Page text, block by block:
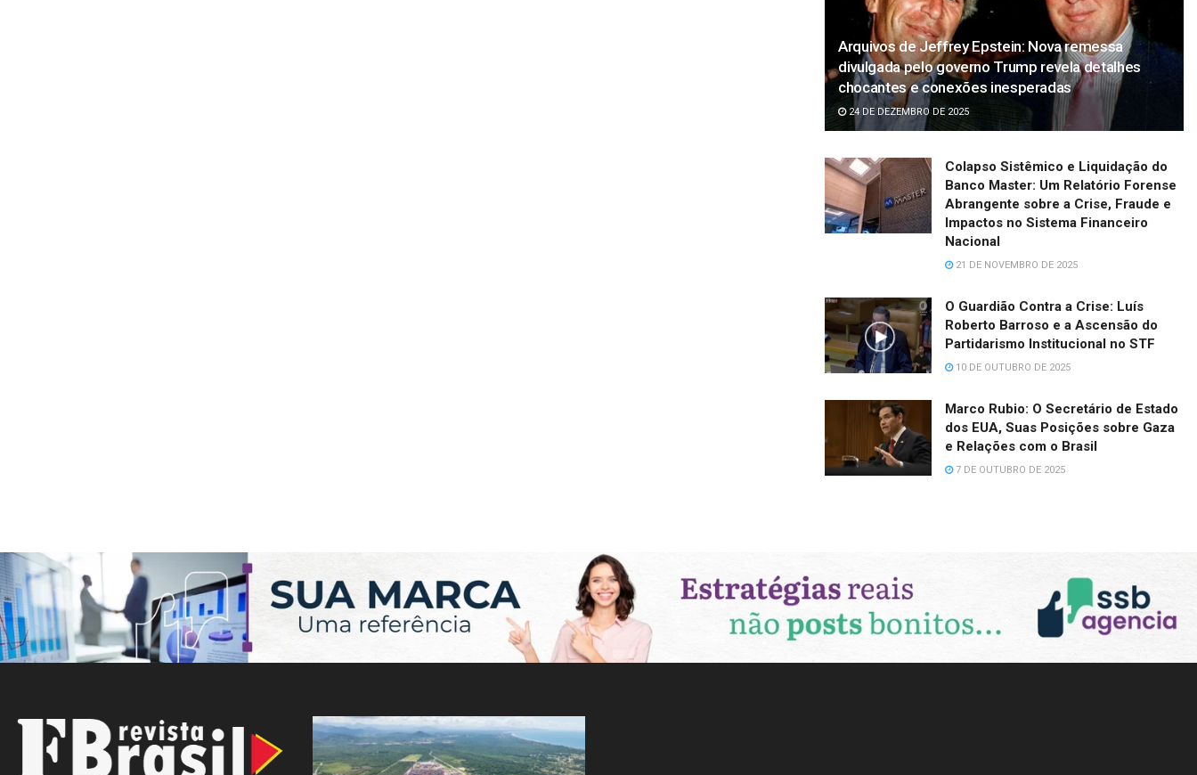
Arquivos de Jeffrey Epstein: Nova remessa
divulgada pelo governo Trump revela detalhes
chocantes e conexões inesperadas
24 DE DEZEMBRO DE 2025
Colapso Sistêmico e Liquidação do
Banco Master: Um Relatório Forense
Abrangente sobre a Crise, Fraude e
Impactos no Sistema Financeiro
Nacional
21 DE NOVEMBRO DE 2025
O Guardião Contra a Crise: Luís
Roberto Barroso e a Ascensão do
Partidarismo Institucional no STF
10 DE OUTUBRO DE 2025
Marco Rubio: O Secretário de Estado
dos EUA, Suas Posições sobre Gaza
e Relações com o Brasil
7 DE OUTUBRO DE 2025